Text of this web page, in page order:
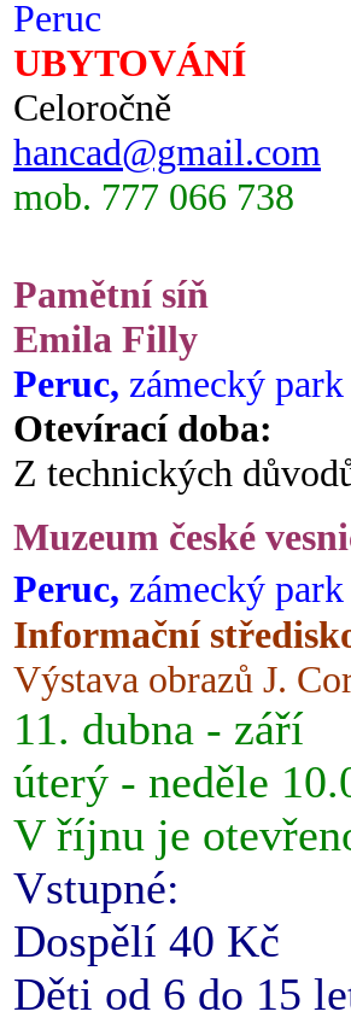
Peruc
UBYTOVÁNÍ
Celoročně
hancad@gmail.com
mob. 777 066 738
Pamětní síň
Emila Filly
Peruc, zámecký park
Otevírací doba:
Z technických
Muzeum české
Peruc, zámecký park
Informační
Výstava obrazů J.
11. dubna - září
úterý - neděle
V říjnu je
Vstupné:
Dospělí 40 Kč
Děti od 6 do 15